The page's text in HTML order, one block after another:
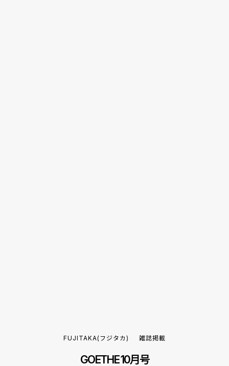
FUJITAKA(フジタカ) 雑誌掲載
GOETHE 10月号